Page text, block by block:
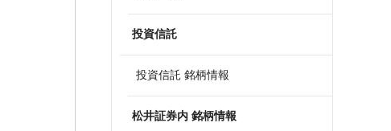
投資信託
投資信託 銘柄情報
松井証券内 銘柄情報